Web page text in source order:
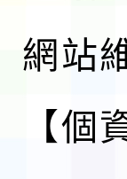
網站
【個